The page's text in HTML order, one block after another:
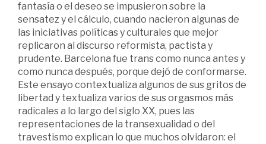
fantasía o el deseo se impusieron sobre la
sensatez y el cálculo, cuando nacieron algunas de
las iniciativas políticas y culturales que mejor
replicaron al discurso reformista, pactista y
prudente. Barcelona fue trans como nunca antes y
como nunca después, porque dejó de conformarse.
Este ensayo contextualiza algunos de sus gritos de
libertad y textualiza varios de sus orgasmos más
radicales a lo largo del siglo XX, pues las
representaciones de la transexualidad o del
travestismo explican lo que muchos olvidaron: el